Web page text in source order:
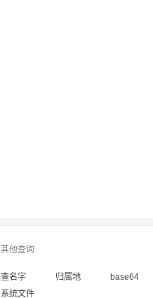
其他查询
查名字 归属地
base64
系统文件